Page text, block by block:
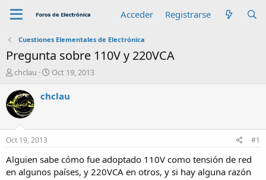
Acceder Registrarse
Cuestiones Elementales de Electrónica
Pregunta sobre 110V y 220VCA
A
t
o
r
chclau
F
c
n
Oct 19, 2013
chclau
Oct 19, 2013 #1
Alguien sabe cómo fue adoptado 110V como tensión de red
en algunos países, y 220VCA en otros, y si hay alguna razón